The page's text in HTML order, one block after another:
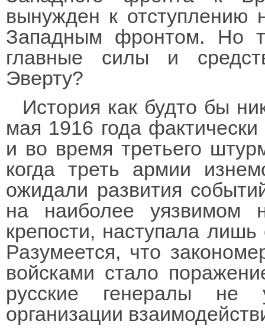
вынужден к отступлению
Западным фронтом. Но
главные силы и
Эверту?
История как будто бы
мая 1916 года
и во время третьего
когда треть армии
ожидали развития
на наиболее уязвимом
крепости, наступала
Разумеется, что
войсками стало
русские генералы не
организации